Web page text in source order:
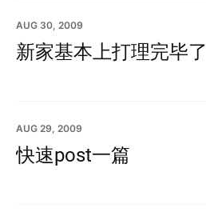
AUG 30, 2009
新家基本上打理完毕了
AUG 29, 2009
快速post一篇